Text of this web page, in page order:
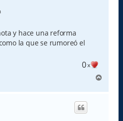
y hace una reforma
la que se rumoreó el
0x
r